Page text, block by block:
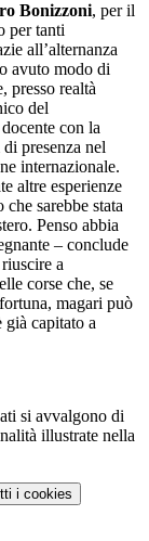
Bonizzoni, per il
per tanti
all’alternanza
avuto modo di
presso realtà
del
docente con la
presenza nel
internazionale.
altre esperienze
sarebbe stata
Penso abbia
– conclude
a
corse che, se
magari può
già capitato a
si avvalgono di
illustrate nella
i cookies